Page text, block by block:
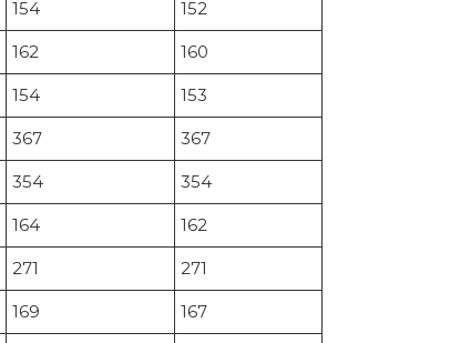
154 152
162 160
154 153
367 367
354 354
164 162
271 271
169 167